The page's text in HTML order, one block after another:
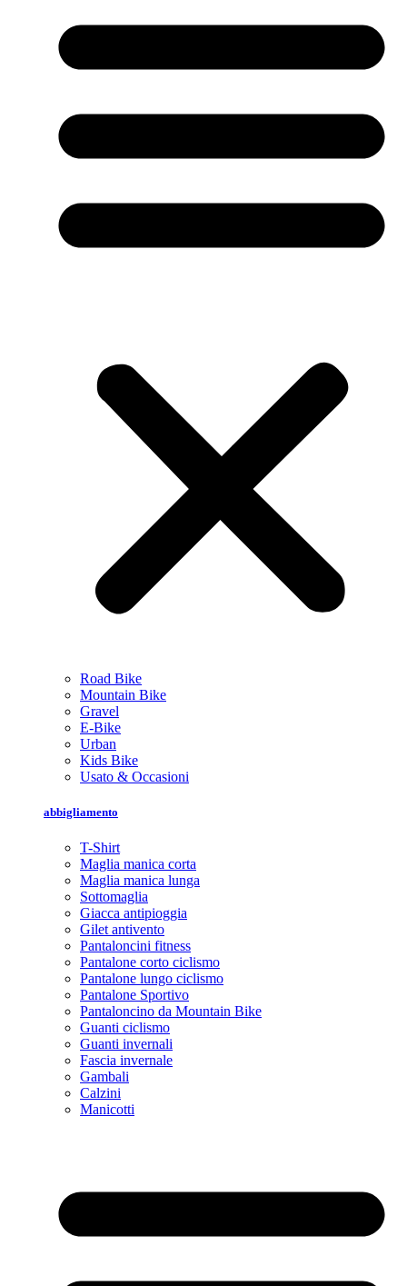
Road Bike
Mountain Bike
Gravel
E-Bike
Urban
Kids Bike
Usato & Occasioni
abbigliamento
T-Shirt
Maglia manica corta
Maglia manica lunga
Sottomaglia
Giacca antipioggia
Gilet antivento
Pantaloncini fitness
Pantalone corto ciclismo
Pantalone lungo ciclismo
Pantalone Sportivo
Pantaloncino da Mountain Bike
Guanti ciclismo
Guanti invernali
Fascia invernale
Gambali
Calzini
Manicotti